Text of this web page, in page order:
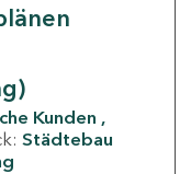
Kunden
Städtebau